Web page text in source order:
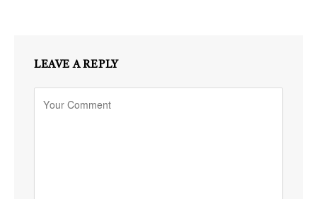
LEAVE A REPLY